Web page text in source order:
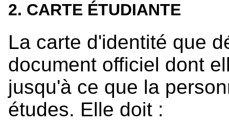
2. CARTE ÉTUDIANTE
La carte d'identité que
document officiel dont
jusqu'à ce que la
études. Elle doit :